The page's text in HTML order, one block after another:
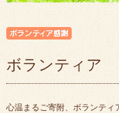
ボランティア
心温まるご寄附、ボランティ